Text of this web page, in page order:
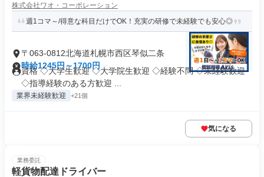
株式会社ワオ・コーポレーション
週1コマ～/得意な科目だけでOK！充実の研修で未経験でも安心◎
〒063-0812北海道札幌市西区琴似二条
時給1245円～1700円
資格 ◇大学生歓迎 ◇大学院生歓迎 ◇経験不問 ◇未経験歓迎
◇指導経験のある方歓迎 ...
業界未経験歓迎 +21個
気になる
業務委託
軽貨物配達ドライバー